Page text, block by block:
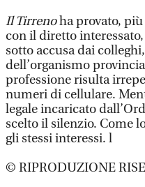
Il Tirrenoha provato,
con il diretto
sotto accusa dai
dell’organismo
professione risulta
numeri di cellulare.
legale incaricato
scelto il silenzio. Come
gli stessi interessi. l
© RIPRODUZIONE